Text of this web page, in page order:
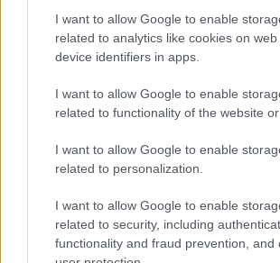
I want to allow Google to enable
related to analytics like cookies on
device identifiers in apps.
I want to allow Google to enable
related to functionality of the website or
I want to allow Google to enable
related to personalization.
I want to allow Google to enable
related to security, including
functionality and fraud prevention, and
ekstraordinært.
Det ekstreme trigger og viser hva
Det er skikkelig stilig medNils van
går ut med sitt opplegg. Det er
måte. Det er interessant å se hans
hvordan han tenker i forhold til
utvikling. Det er imponerende.
Ingebrigtsen er jo noen som har
resultater. Det er klart at en blir